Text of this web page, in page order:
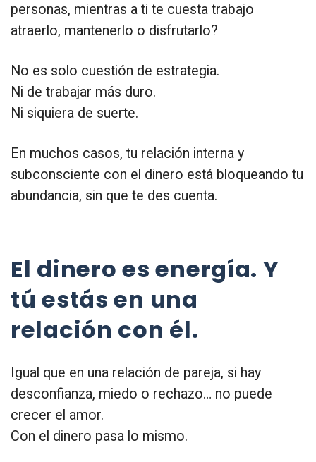
personas, mientras a ti te cuesta trabajo
atraerlo, mantenerlo o disfrutarlo?
No es solo cuestión de estrategia.
Ni de trabajar más duro.
Ni siquiera de suerte.
En muchos casos, tu relación interna y
subconsciente con el dinero está bloqueando tu
abundancia, sin que te des cuenta.
El dinero es energía. Y
tú estás en una
relación con él.
Igual que en una relación de pareja, si hay
desconfianza, miedo o rechazo… no puede
crecer el amor.
Con el dinero pasa lo mismo.